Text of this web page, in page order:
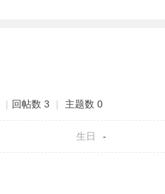
| 回帖数 3 | 主题数 0
生日 -